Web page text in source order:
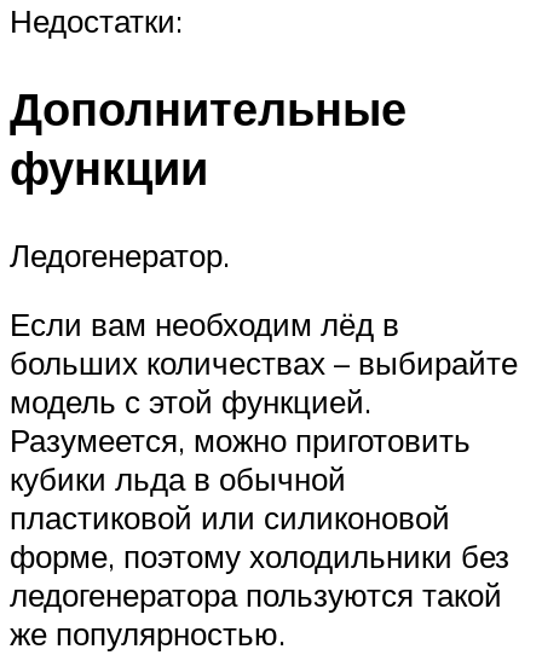
Недостатки:
Дополнительные
функции
Ледогенератор.
Если вам необходим лёд в
больших количествах – выбирайте
модель с этой функцией.
Разумеется, можно приготовить
кубики льда в обычной
пластиковой или силиконовой
форме, поэтому холодильники без
ледогенератора пользуются такой
же популярностью.